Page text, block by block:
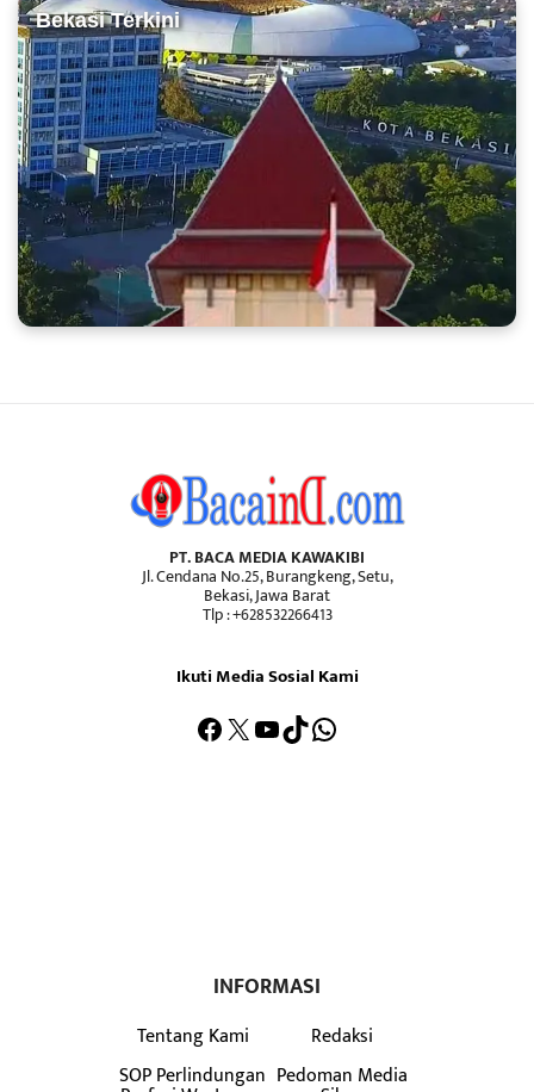
Bekasi Terkini
PT. BACA MEDIA KAWAKIBI
Jl. Cendana No.25, Burangkeng, Setu,
Bekasi, Jawa Barat
Tlp : +628532266413
Ikuti Media Sosial Kami
Facebook
X YouTube
TikTokWhatsApp
INFORMASI
Tentang Kami
Redaksi
SOP Perlindungan Pedoman Media